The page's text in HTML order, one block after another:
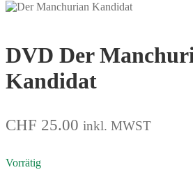
DVD Der
Kandidat
CHF 25.00 inkl. MWST
Vorrätig